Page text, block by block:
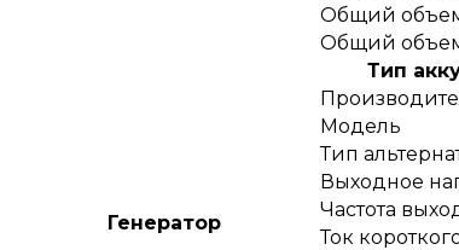
Общий
Общий
Тип
Генератор
Модель
Тип
Выходное
Частота
Ток